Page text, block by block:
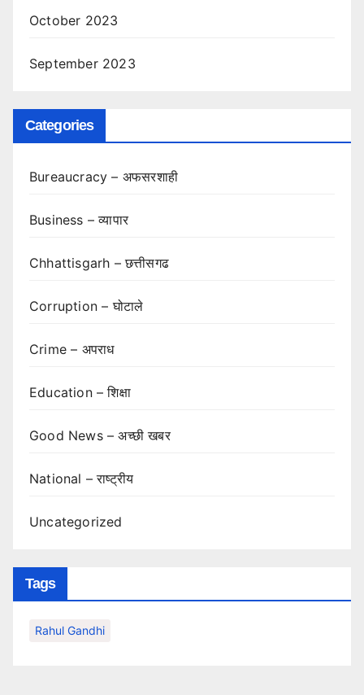
October 2023
September 2023
Categories
Bureaucracy – अफसरशाही
Business – व्यापार
Chhattisgarh – छत्तीसगढ
Corruption – घोटाले
Crime – अपराध
Education – शिक्षा
Good News – अच्छी खबर
National – राष्ट्रीय
Uncategorized
Tags
Rahul Gandhi